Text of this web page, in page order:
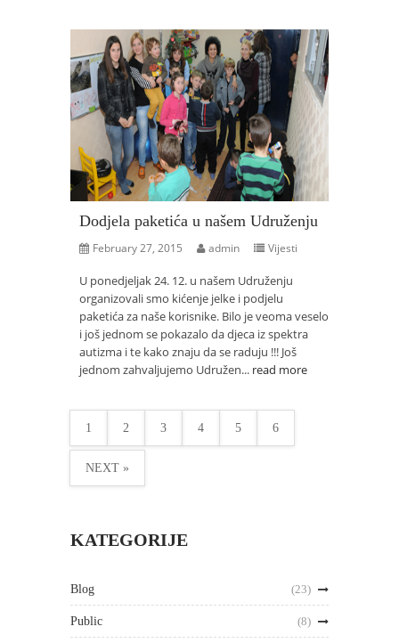
Dodjela paketića u našem Udruženju
February 27, 2015 admin Vijesti
U ponedjeljak 24. 12. u našem Udruženju
organizovali smo kićenje jelke i podjelu
paketića za naše korisnike. Bilo je veoma veselo
i još jednom se pokazalo da djeca iz spektra
autizma i te kako znaju da se raduju !!! Još
jednom zahvaljujemo Udružen... read more
1 2 3 4 5 6
NEXT »
KATEGORIJE
Blog (23)
Public (8)